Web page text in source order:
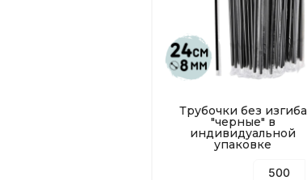
Трубочки без изгиба
"черные" в
индивидуальной
упаковке